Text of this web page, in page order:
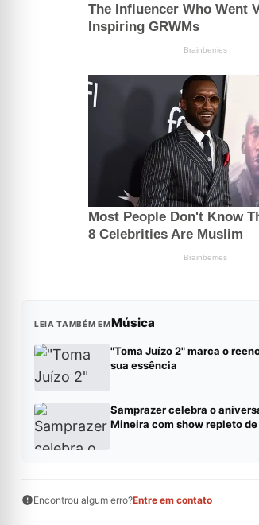
LEIA TAMBÉM EMMúsica
"Toma Juízo 2" marca o
sua essência
Samprazer celebra o
Mineira com show repleto
Encontrou algum erro?Entre em contato